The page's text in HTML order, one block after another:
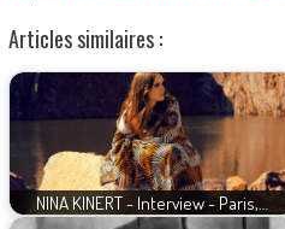
Articles similaires :
NINA KINERT - Interview - Paris,…